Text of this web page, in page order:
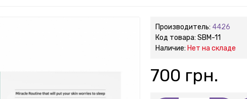
Производитель: 4426
Код товара: SBM-11
Наличие: Нет на складе
700 грн.